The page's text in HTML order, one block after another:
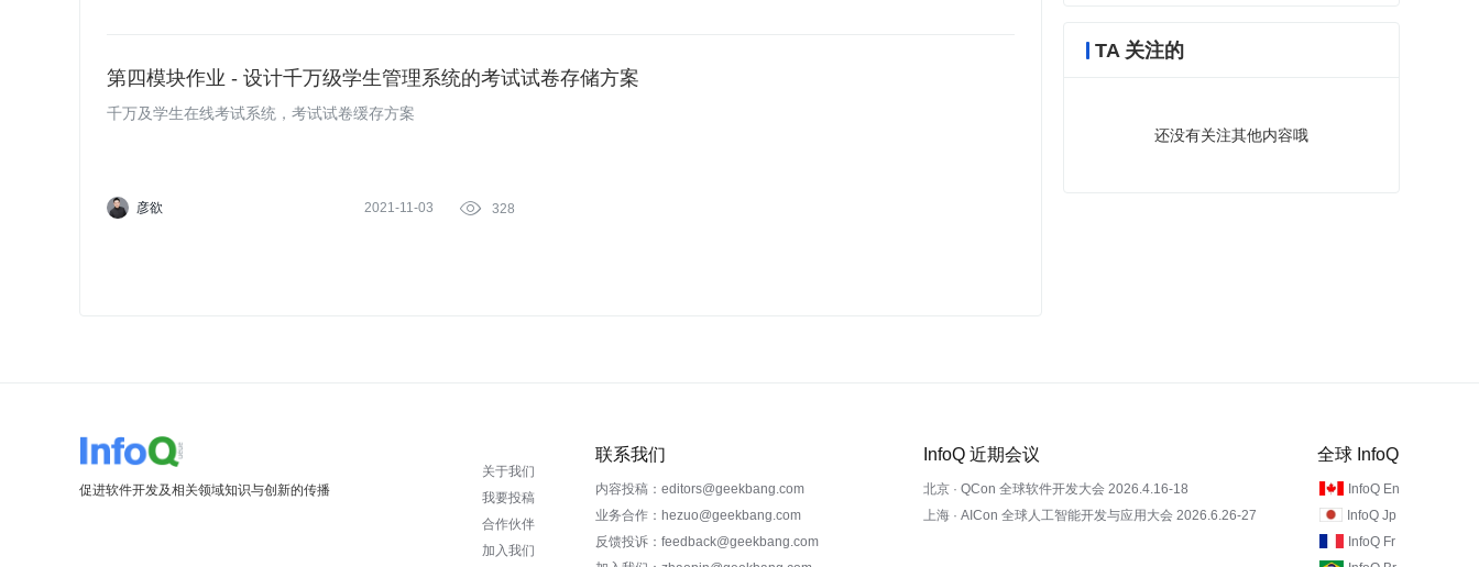
第四模块作业 - 设计千万级学生管理系统的考试试卷存储方案
千万及学生在线考试系统，考试试卷缓存方案
彦欲 2021-11-03  328
TA 关注的
还没有关注其他内容哦
促进软件开发及相关领域知识与创新的传播
关于我们
我要投稿
合作伙伴
加入我们
联系我们
内容投稿：editors@geekbang.com
业务合作：hezuo@geekbang.com
反馈投诉：feedback@geekbang.com
InfoQ 近期会议
北京 · QCon 全球软件开发大会 2026.4.16-18
上海 · AICon 全球人工智能开发与应用大会 2026.6.26-27
全球 InfoQ
InfoQ En
InfoQ Jp
InfoQ Fr